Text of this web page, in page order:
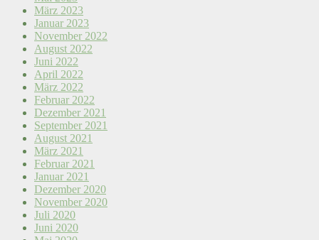
März 2023
Januar 2023
November 2022
August 2022
Juni 2022
April 2022
März 2022
Februar 2022
Dezember 2021
September 2021
August 2021
März 2021
Februar 2021
Januar 2021
Dezember 2020
November 2020
Juli 2020
Juni 2020